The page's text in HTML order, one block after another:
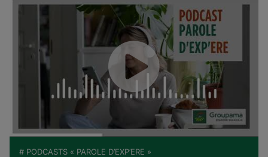
# PODCASTS « PAROLE D’EXP’ERE »